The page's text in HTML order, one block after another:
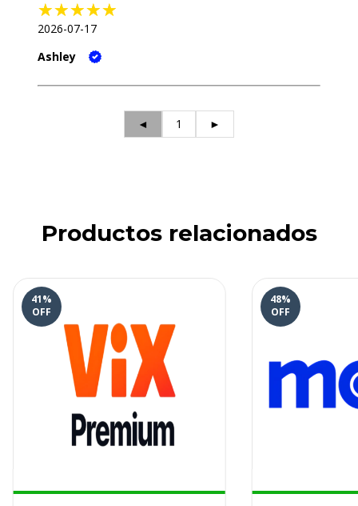
2026-07-17
Ashley
◄ 1 ►
Productos relacionados
41%
OFF
48%
OFF